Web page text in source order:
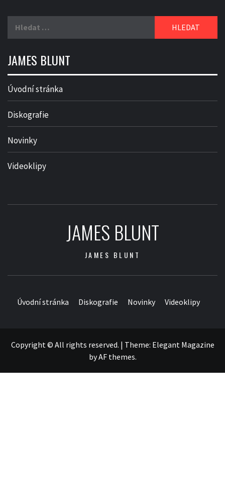
JAMES BLUNT
Úvodní stránka
Diskografie
Novinky
Videoklipy
JAMES BLUNT
JAMES BLUNT
Úvodní stránka Diskografie Novinky Videoklipy
Copyright © All rights reserved. | Theme: Elegant Magazine
byAF themes.